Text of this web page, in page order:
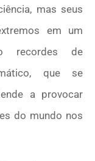
mas seus
em um
recordes de
que se
a provocar
do mundo nos